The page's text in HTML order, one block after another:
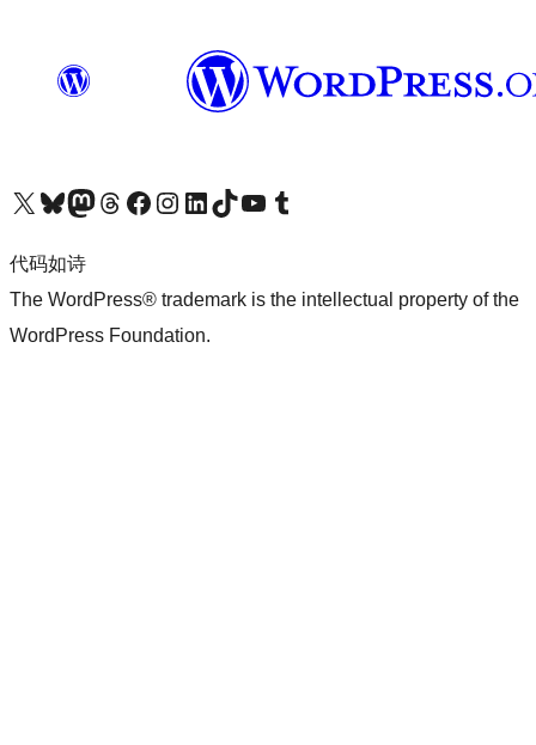
关注我们的 X（原 Twitter）账号访问我们的 Bluesky 账号关注我们的 Mastodon 账号访问我们的 Threads 账号 访问我们的 Facebook 公共主页关注我们的 Instagram 账号 关注我们的 LinkedIn 主页访问我们的 TikTok 账号访问我们的 YouTube 频道 访问我们的 Tumblr 账号
代码如诗
The WordPress® trademark is the intellectual property of the
WordPress Foundation.